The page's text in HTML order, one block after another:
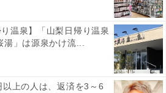
り温泉】「山梨日帰り温泉
湯」は源泉かけ流...
上の人は、返済を3～6